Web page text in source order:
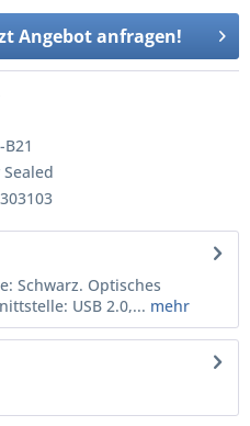
Angebot anfragen!
Sealed
Schwarz. Optisches
USB 2.0,... mehr